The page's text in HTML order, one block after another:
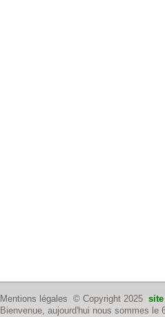
Mentions légales © Copyright 2025
Bienvenue, aujourd'hui nous sommes le